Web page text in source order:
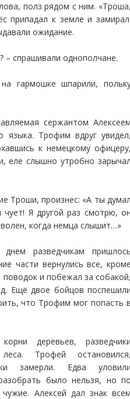
полз рядом с ним.
припадал к земле и
ожидание.
– спрашивали однополчане.
гармошке шпарили,
сержантом
языка. Трофим вдруг
к немецкому
еле слышно утробно
Троши, произнес: «А ты
чует! Я другой раз смотрю,
когда немца слышит…»
разведчикам
части вернулись все,
поводок и побежал за
Ещё двое бойцов
что Трофим мог попасть
деревьев,
Трофей
замерли. Едва
было нельзя, но
Алексей дал знак